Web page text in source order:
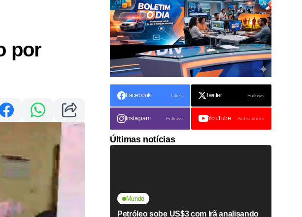
por
Facebook Likes Twitter Follows
Instagram Follows YouTube Subscribers
Últimas notícias
Mundo
Petróleo sobe US$3 com Irã analisando